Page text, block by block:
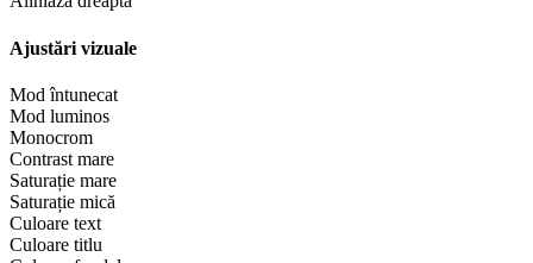
Ajustări vizuale
Mod întunecat
Mod luminos
Monocrom
Contrast mare
Saturație mare
Saturație mică
Culoare text
Culoare titlu